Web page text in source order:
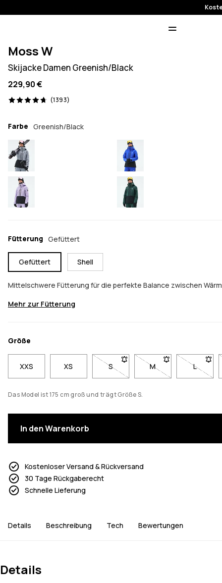
Moss W
Skijacke Damen Greenish/Black
229,90 €
(1393)
1393 Reviews, 4.7/5
Farbe Greenish/Black
Fütterung Gefüttert
Gefüttert Shell
Mittelschwere Fütterung für die perfekte Balance zwischen
Mehr zur Fütterung
Größe
XXS XS S- Größe S nicht verfügbar.
M- Größe M nicht
L- Größe
Das Model ist 175 cm groß und trägt Größe S.
In den Warenkorb
Kostenloser Versand & Rückversand
30 Tage Rückgaberecht
Schnelle Lieferung
Details Beschreibung Tech Bewertungen
Details